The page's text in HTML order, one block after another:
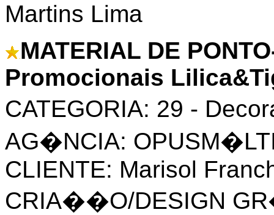
Martins Lima
MATERIAL DE
Promocionais
CATEGORIA: 29 -
AG�NCIA:
CLIENTE: Marisol
CRIA��O/DESIGN